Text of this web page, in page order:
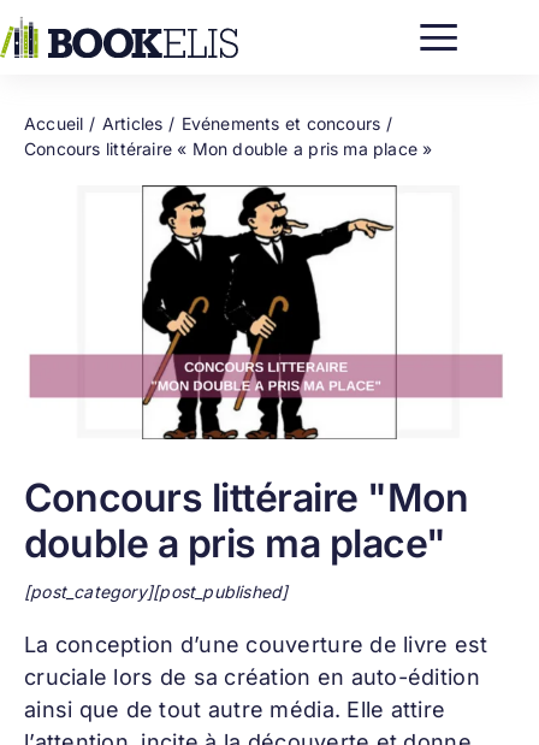
au
contenu
Accueil Articles
Evénements et concours
Concours littéraire « Mon double a pris ma place »
Concours littéraire "Mon
double a pris ma place"
[post_category][post_published]
La conception d’une couverture de livre est
cruciale lors de sa création en auto-édition
ainsi que de tout autre média. Elle attire